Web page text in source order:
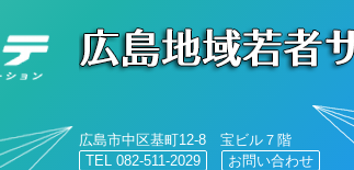
広島市中区基町12-8 宝ビル７階
TEL 082-511-2029
お問い合わせ